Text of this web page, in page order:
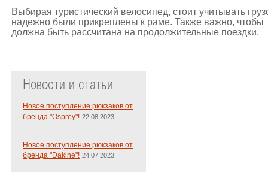
Выбирая туристический велосипед, стоит учитывать
надежно были прикреплены к раме. Также важно, чтобы
должна быть рассчитана на продолжительные поездки.
Новости и статьи
Новое поступление рюкзаков от
бренда "Osprey"! 22.08.2023
Новое поступление рюкзаков от
бренда "Dakine"! 24.07.2023